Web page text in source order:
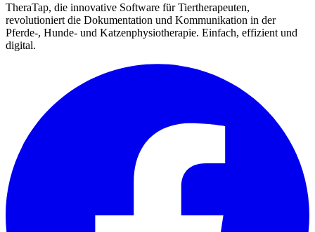
TheraTap, die innovative Software für Tiertherapeuten,
revolutioniert die Dokumentation und Kommunikation in der
Pferde-, Hunde- und Katzenphysiotherapie. Einfach, effizient und
digital.